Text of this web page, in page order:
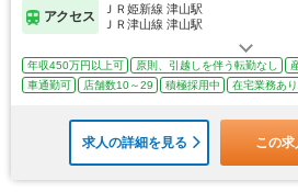
アクセス
ＪＲ姫新線 津山駅
ＪＲ津山線 津山駅
年収450万円以上可 原則、引越しを伴う転勤なし
車通勤可
店舗数10～29 積極採用中 在宅業務あり
求人の詳細を見る この